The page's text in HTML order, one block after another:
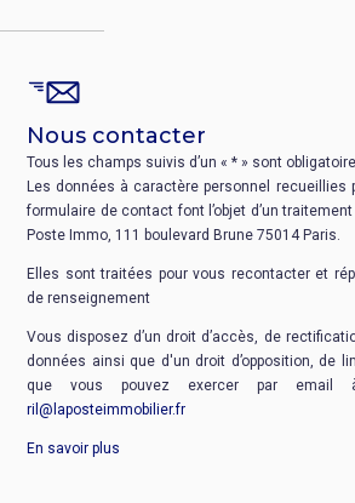
Nous contacter
Tous les champs suivis d’un « * » sont
Les données à caractère personnel recueillies
formulaire de contact font l’objet d’un
Poste Immo, 111 boulevard Brune 75014 Paris.
Elles sont traitées pour vous recontacter et
de renseignement
Vous disposez d’un droit d’accès, de
données ainsi que d'un droit d’opposition, de
que vous pouvez exercer par email à
ril@laposteimmobilier.fr
En savoir plus